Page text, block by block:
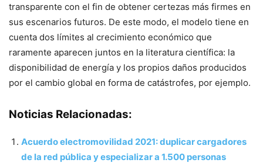
transparente con el fin de obtener certezas más firmes en
sus escenarios futuros. De este modo, el modelo tiene en
cuenta dos límites al crecimiento económico que
raramente aparecen juntos en la literatura científica: la
disponibilidad de energía y los propios daños producidos
por el cambio global en forma de catástrofes, por ejemplo.
Noticias Relacionadas:
Acuerdo electromovilidad 2021: duplicar cargadores
de la red pública y especializar a 1.500 personas